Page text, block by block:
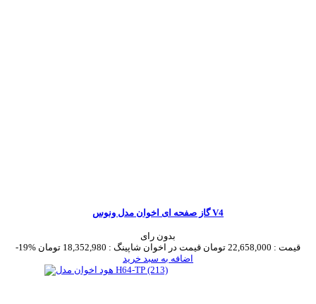
گاز صفحه ای اخوان مدل ونوس V4
بدون رای
-19%
قیمت : 22,658,000 تومان قیمت در اخوان شاپینگ : 18,352,980 تومان
اضافه به سبد خرید